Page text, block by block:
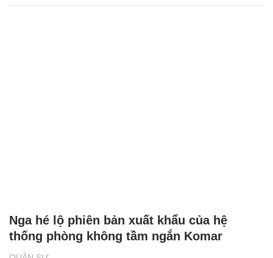
Nga hé lộ phiên bản xuất khẩu của hệ
thống phòng không tầm ngắn Komar